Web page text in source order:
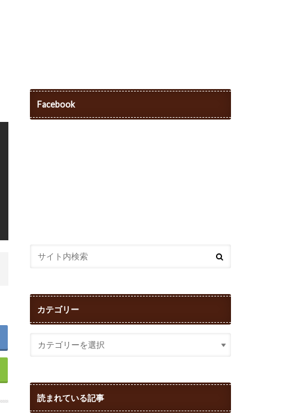
Facebook
カテゴリー
読まれている記事